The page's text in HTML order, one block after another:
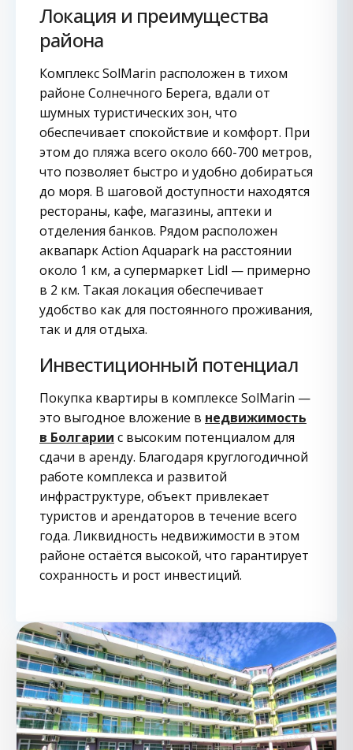
Локация и преимущества
района
Комплекс SolMarin расположен в тихом
районе Солнечного Берега, вдали от
шумных туристических зон, что
обеспечивает спокойствие и комфорт. При
этом до пляжа всего около 660-700 метров,
что позволяет быстро и удобно добираться
до моря. В шаговой доступности находятся
рестораны, кафе, магазины, аптеки и
отделения банков. Рядом расположен
аквапарк Action Aquapark на расстоянии
около 1 км, а супермаркет Lidl — примерно
в 2 км. Такая локация обеспечивает
удобство как для постоянного проживания,
так и для отдыха.
Инвестиционный потенциал
Покупка квартиры в комплексе SolMarin —
это выгодное вложение в недвижимость
в Болгарии с высоким потенциалом для
сдачи в аренду. Благодаря круглогодичной
работе комплекса и развитой
инфраструктуре, объект привлекает
туристов и арендаторов в течение всего
года. Ликвидность недвижимости в этом
районе остаётся высокой, что гарантирует
сохранность и рост инвестиций.